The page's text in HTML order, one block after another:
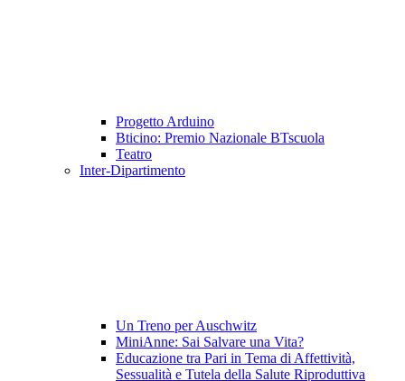
Progetto Arduino
Bticino: Premio Nazionale BTscuola
Teatro
Inter-Dipartimento
Un Treno per Auschwitz
MiniAnne: Sai Salvare una Vita?
Educazione tra Pari in Tema di Affettività,
Sessualità e Tutela della Salute Riproduttiva